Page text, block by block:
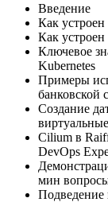
Введение
Как
Как устроен
Ключевое
Kubernetes
Примеры
банковской
Создание
Cilium в
DevOps
мин
Подведение